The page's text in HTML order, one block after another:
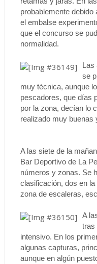
probablemente debido
el embalse
que el concurso se
normalidad.
Las
se
muy técnica, aunque
pescadores, que días
por la zona, decían lo
realizado muy buenas
A las siete de la
Bar Deportivo de La
números y zonas. Se
clasificación, dos en
zona de escaleras,
A
tras
intensivo. En los
algunas capturas,
aunque en algún